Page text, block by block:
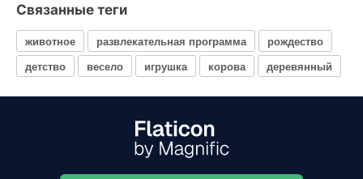
Связанные теги
животное развлекательная программа
рождество
детство
весело игрушка корова деревянный